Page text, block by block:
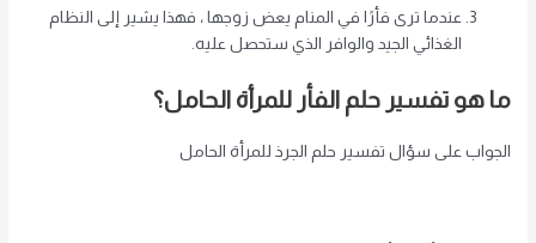
عندما ترى فأرًا في المنام يعض زوجها ، فهذا يشير إلى النظام
الغذائي الجيد والوافر الذي ستحصل عليه.
ما هو تفسير حلم الفأر للمرأة الحامل؟
الجواب على سؤال تفسير حلم الجرذ للمرأة الحامل